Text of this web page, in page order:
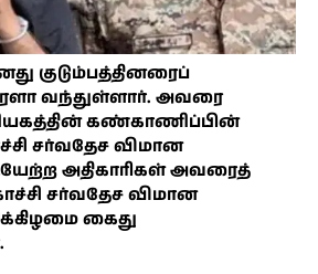
குடும்பத்தினரைப்
வந்துள்ளார். அவரை
கண்காணிப்பின்
சர்வதேச விமான
அதிகாரிகள் அவரைத்
சர்வதேச விமான
கைது